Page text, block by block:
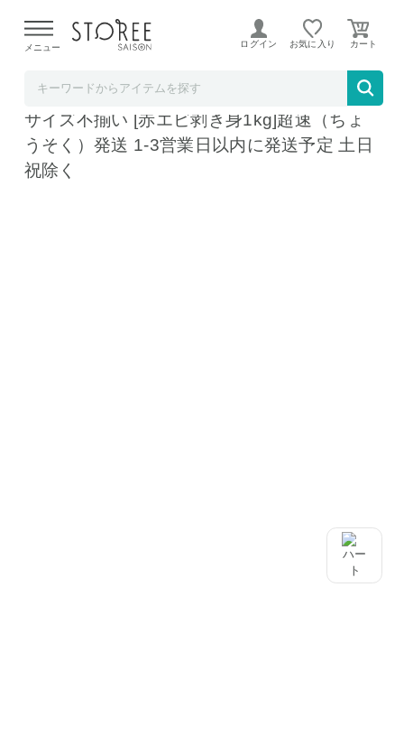
よる配送遅延が発生しております。
メニュー ログイン お気に入り
訳あり 赤エビ むき身 1kg 高鮮度 お刺身OK
サイズ不揃い [赤エビ剥き身1kg]超速（ちょ
うそく）発送 1-3営業日以内に発送予定 土日
祝除く